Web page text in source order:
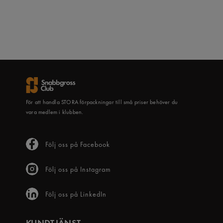
För att handla STORA förpackningar till små priser behöver du
vara medlem i klubben.
Följ oss på Facebook
Följ oss på Instagram
Följ oss på LinkedIn